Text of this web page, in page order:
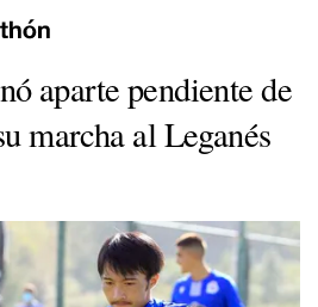
aparte pendiente de
marcha al Leganés